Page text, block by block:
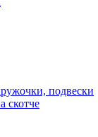
подвески
скотче